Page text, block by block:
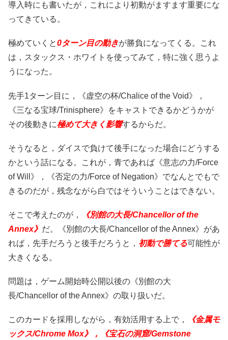
導入時にも書いたが，これにより初動がますます重要にな
ってきている。
極めていくと0ターン目の動きが勝負になってくる。これ
は，スタックス・ホワイトを使ってみて，特に強く思うよ
うになった。
先手1ターン目に，《虚空の杯/Chalice of the Void》，
《三なる宝球/Trinisphere》をキャストできるかどうかが
その後動きに極めて大きく影響するからだ。
そうなると，ダイスで負けて後手になった場合にどうする
かという話になる。これが，青であれば《意志の力/Force
of Will》，《否定の力/Force of Negation》でなんとでもで
きるのだが，残念ながら白ではそういうことはできない。
そこで考えたのが，
《別館の大長/Chancellor of the
Annex》 だ。《別館の大長/Chancellor of the Annex》があ
れば，先手だろうと後手だろうと， 初動で勝てる可能性が
大きくなる。
問題は，ゲーム開始時公開以後の《別館の大
長/Chancellor of the Annex》の取り扱いだ。
このカードを採用しながら，有効活用する上で，
《金属モ
ックス/Chrome Mox》，《宝石の洞窟/Gemstone